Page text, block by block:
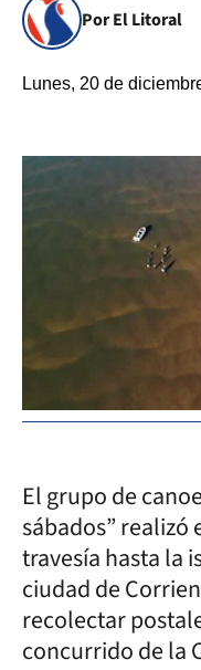
Por El Litoral
Lunes, 20 de
El grupo de
sábados” realizó
travesía hasta la
ciudad de
recolectar
concurrido de la